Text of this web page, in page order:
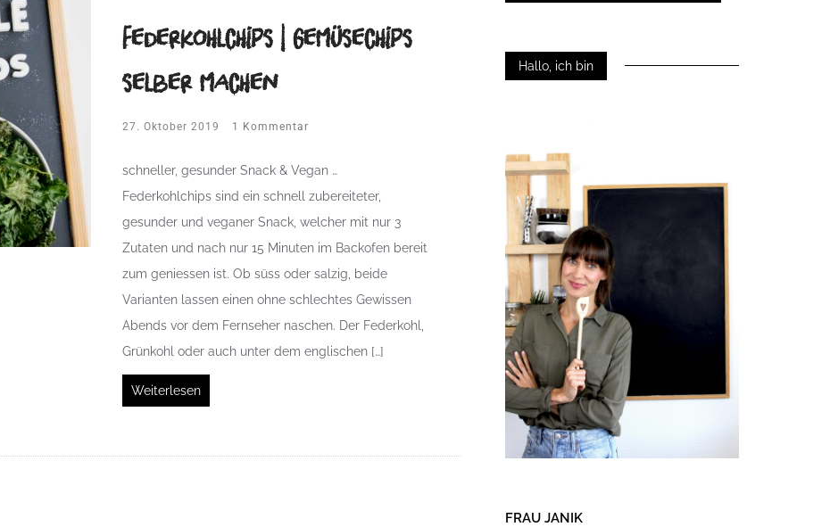
Federkohlchips | Gemüsechips
selber machen
27. Oktober 2019 1 Kommentar
schneller, gesunder Snack & Vegan …
Federkohlchips sind ein schnell zubereiteter,
gesunder und veganer Snack, welcher mit nur 3
Zutaten und nach nur 15 Minuten im Backofen bereit
zum geniessen ist. Ob süss oder salzig, beide
Varianten lassen einen ohne schlechtes Gewissen
Abends vor dem Fernseher naschen. Der Federkohl,
Grünkohl oder auch unter dem englischen […]
Weiterlesen
Hallo, ich bin
FRAU JANIK